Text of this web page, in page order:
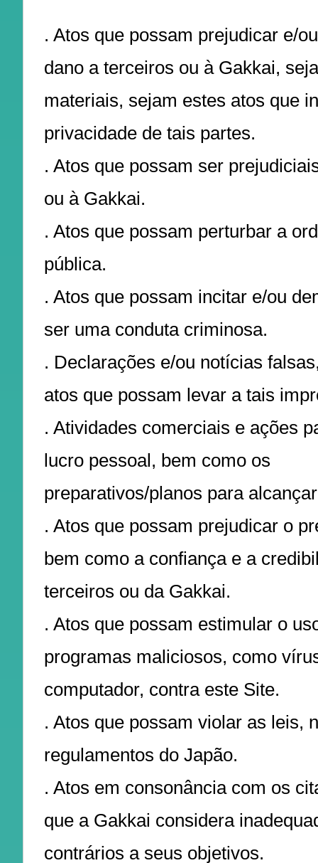
. Atos que possam prejudicar e/
dano a terceiros ou à Gakkai,
materiais, sejam estes atos que
privacidade de tais partes.
. Atos que possam ser
ou à Gakkai.
. Atos que possam perturbar a
pública.
. Atos que possam incitar e/ou
ser uma conduta criminosa.
. Declarações e/ou notícias
atos que possam levar a tais
. Atividades comerciais e ações
lucro pessoal, bem como os
preparativos/planos para
. Atos que possam prejudicar o
bem como a confiança e a
terceiros ou da Gakkai.
. Atos que possam estimular o
programas maliciosos, como
computador, contra este Site.
. Atos que possam violar as leis,
regulamentos do Japão.
. Atos em consonância com os
que a Gakkai considera
contrários a seus objetivos.